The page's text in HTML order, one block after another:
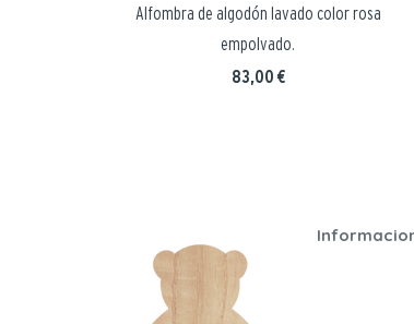
Alfombra de algodón lavado color rosa
empolvado.
Precio
83,00 €